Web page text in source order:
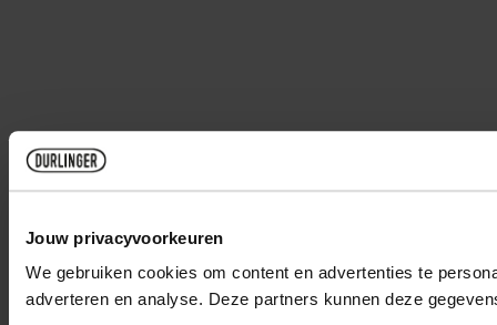
Jouw privacyvoorkeuren
We gebruiken cookies om content en advertenties te
adverteren en analyse. Deze partners kunnen deze